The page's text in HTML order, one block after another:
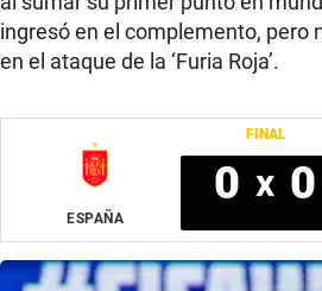
ingresó en el complemento, pero
en el ataque de la ‘Furia Roja’.
FINAL
ESPAÑA
0 x 0